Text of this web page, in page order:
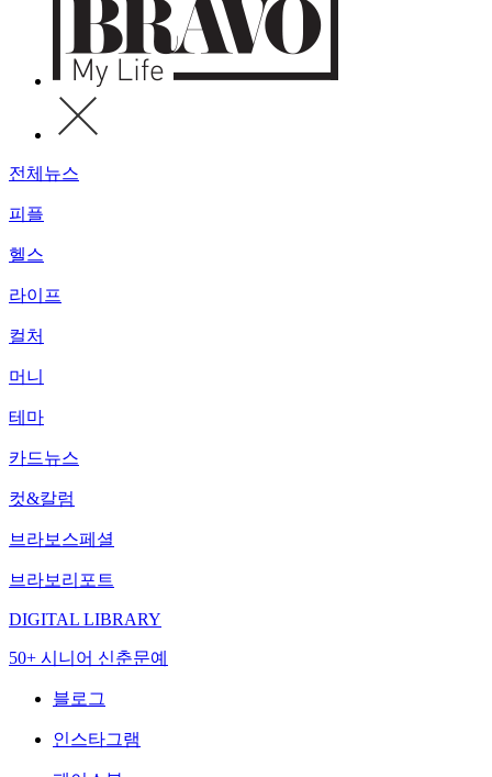
전체뉴스
피플
헬스
라이프
컬처
머니
테마
카드뉴스
컷&칼럼
브라보스페셜
브라보리포트
DIGITAL LIBRARY
50+ 시니어 신춘문예
블로그
인스타그램